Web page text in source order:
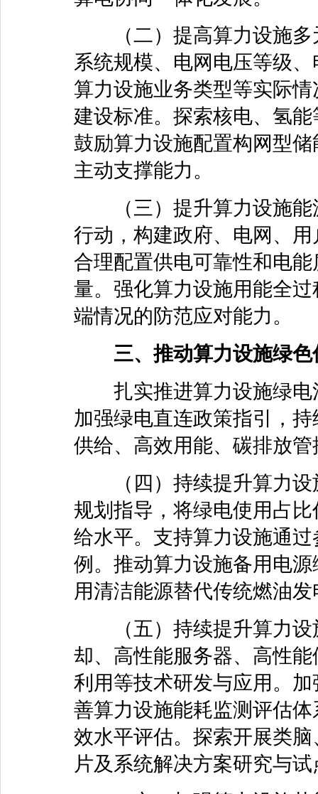
（二）提高算力设施多
系统规模、电网电压等级
算力设施业务类型等实际
建设标准。探索核电、氢
鼓励算力设施配置构网型
主动支撑能力。
（三）提升算力设施能
行动，构建政府、电网、
合理配置供电可靠性和电
量。强化算力设施用能全
端情况的防范应对能力。
三、推动算力设施绿色
扎实推进算力设施绿电
加强绿电直连政策指引，
供给、高效用能、碳排放
（四）持续提升算力设
规划指导，将绿电使用占
给水平。支持算力设施通
例。推动算力设施备用电
用清洁能源替代传统燃油发
（五）持续提升算力设
却、高性能服务器、高性
利用等技术研发与应用。
善算力设施能耗监测评估
效水平评估。探索开展类
片及系统解决方案研究与